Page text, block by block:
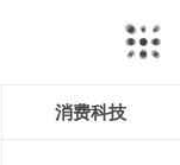
消费科技